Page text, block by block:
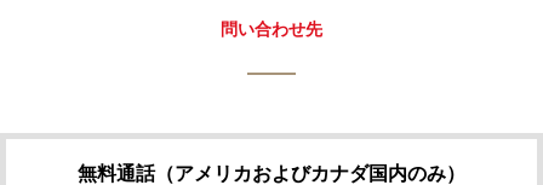
問い合わせ先
無料通話（アメリカおよびカナダ国内のみ）